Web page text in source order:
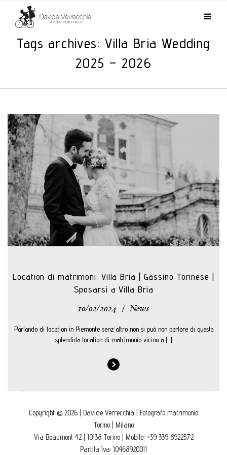
Tags archives: Villa Bria Wedding
2025 – 2026
Location di matrimoni: Villa Bria | Gassino Torinese |
Sposarsi a Villa Bria
10/02/2024 / News
Parlando di location in Piemonte senz'altro non si può non parlare di questa
splendida location di matrimonio vicino a [...]
Copyright © 2026 | Davide Verrecchia | Fotografo matrimonio
Torino | Milano
Via Beaumont 42 | 10138 Torino | Mobile: +39 339 8922572
Partita Iva: 10468920011